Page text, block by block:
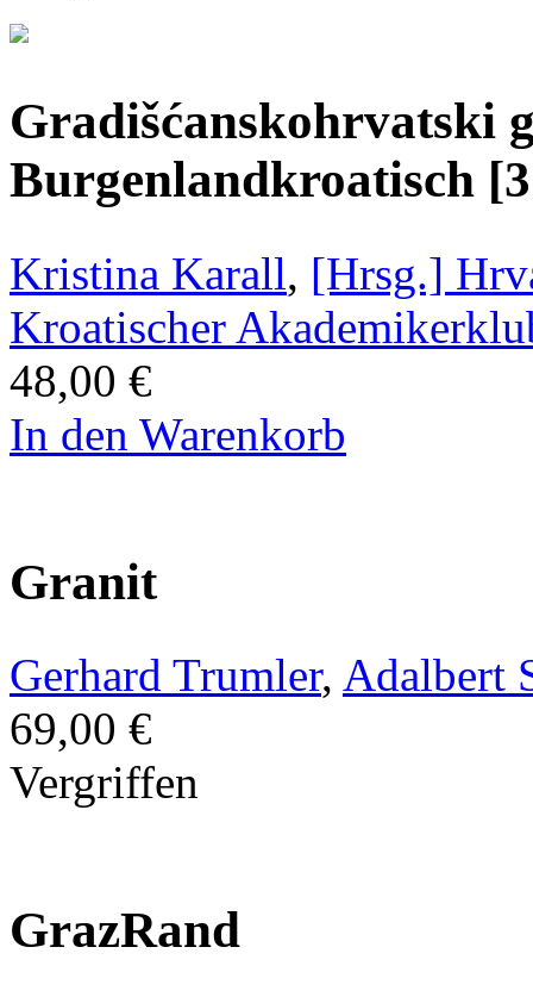
Gradišćanskohrvatski
Burgenlandkroatisch
Kristina Karall, [Hrsg.]
Kroatischer
48,00 €
In den Warenkorb
Granit
Gerhard Trumler, Adalbert
69,00 €
Vergriffen
GrazRand